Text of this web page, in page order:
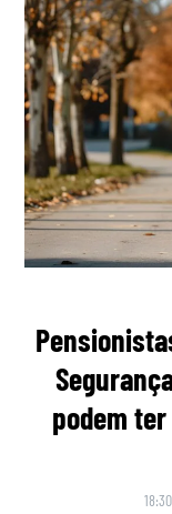
podem